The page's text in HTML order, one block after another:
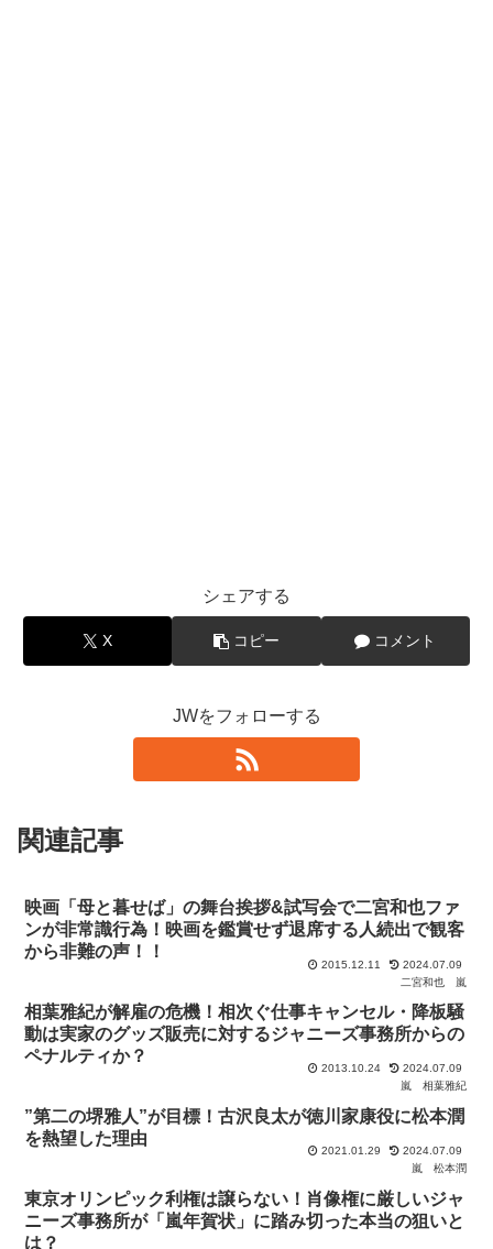
シェアする
X コピー コメント
JWをフォローする
関連記事
映画「母と暮せば」の舞台挨拶&試写会で二宮和也ファ
ンが非常識行為！映画を鑑賞せず退席する人続出で観客
から非難の声！！
2015.12.11
2024.07.09
二宮和也
嵐
相葉雅紀が解雇の危機！相次ぐ仕事キャンセル・降板騒
動は実家のグッズ販売に対するジャニーズ事務所からの
ペナルティか？
2013.10.24
2024.07.09
嵐
相葉雅紀
”第二の堺雅人”が目標！古沢良太が徳川家康役に松本潤
を熱望した理由
2021.01.29
2024.07.09
嵐
松本潤
東京オリンピック利権は譲らない！肖像権に厳しいジャ
ニーズ事務所が「嵐年賀状」に踏み切った本当の狙いと
は？